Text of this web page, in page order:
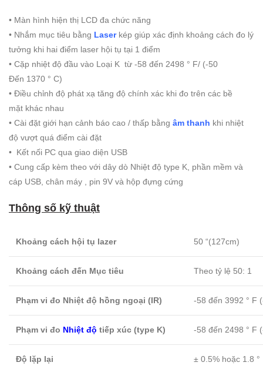
• Màn hình hiện thị LCD đa chức năng
• Nhắm mục tiêu bằng Laserkép giúp xác định khoảng cách đo lý
tưởng khi hai điểm laser hội tụ tại 1 điểm
• Cặp nhiệt độ đầu vào Loại K từ -58 đến 2498 ° F/ (-50
Đến 1370 ° C)
• Điều chỉnh độ phát xạ tăng độ chính xác khi đo trên các bề
mặt khác nhau
• Cài đặt giới hạn cảnh báo cao / thấp bằng âm thanh khi nhiệt
độ vượt quá điểm cài đặt
• Kết nối PC qua giao diện USB
• Cung cấp kèm theo với dây dò Nhiệt độ type K, phần mềm và
cáp USB, chân máy , pin 9V và hộp đựng cứng
Thông số kỹ thuật
Khoảng cách hội tụ lazer 50 “(127cm)
Khoảng cách đến Mục tiêu Theo tỷ lệ 50: 1
Phạm vi đo Nhiệt độ hồng ngoại (IR) -58 đến 3992 ° F
Phạm vi đo Nhiệt độ tiếp xúc (type K) -58 đến 2498 ° F
Độ lặp lại ± 0.5% hoặc 1.8 °